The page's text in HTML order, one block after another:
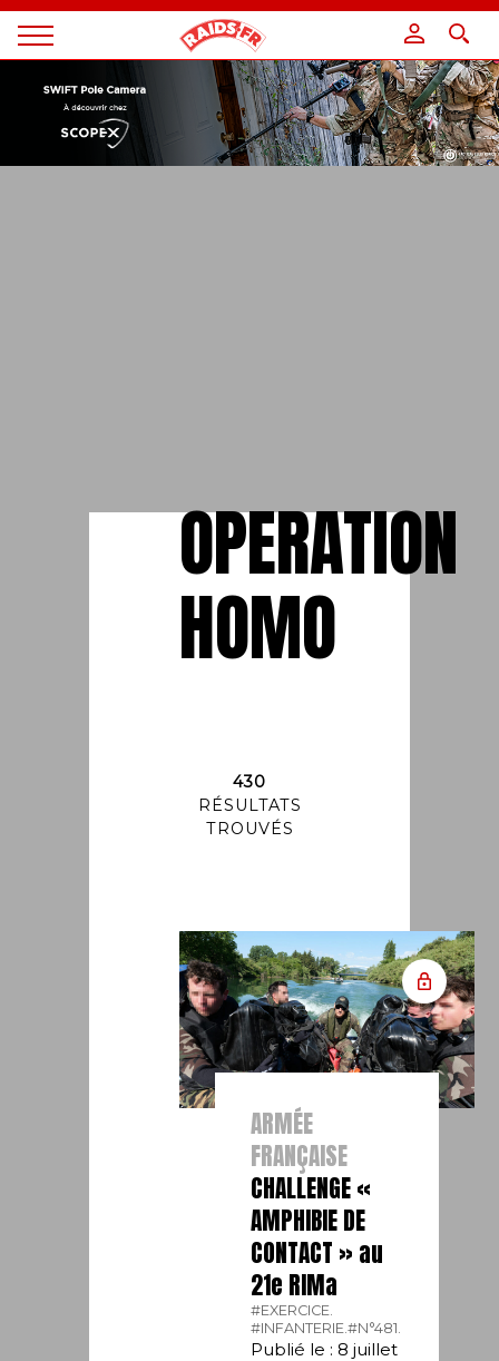
Magazine
OPERATION
HOMO
430
RÉSULTATS
TROUVÉS
ARMÉE
FRANÇAISE
CHALLENGE «
AMPHIBIE DE
CONTACT » au
21e RIMa
#EXERCICE.
#INFANTERIE. #N°481.
Publié le : 8 juillet
Panneau de gestion des cookies